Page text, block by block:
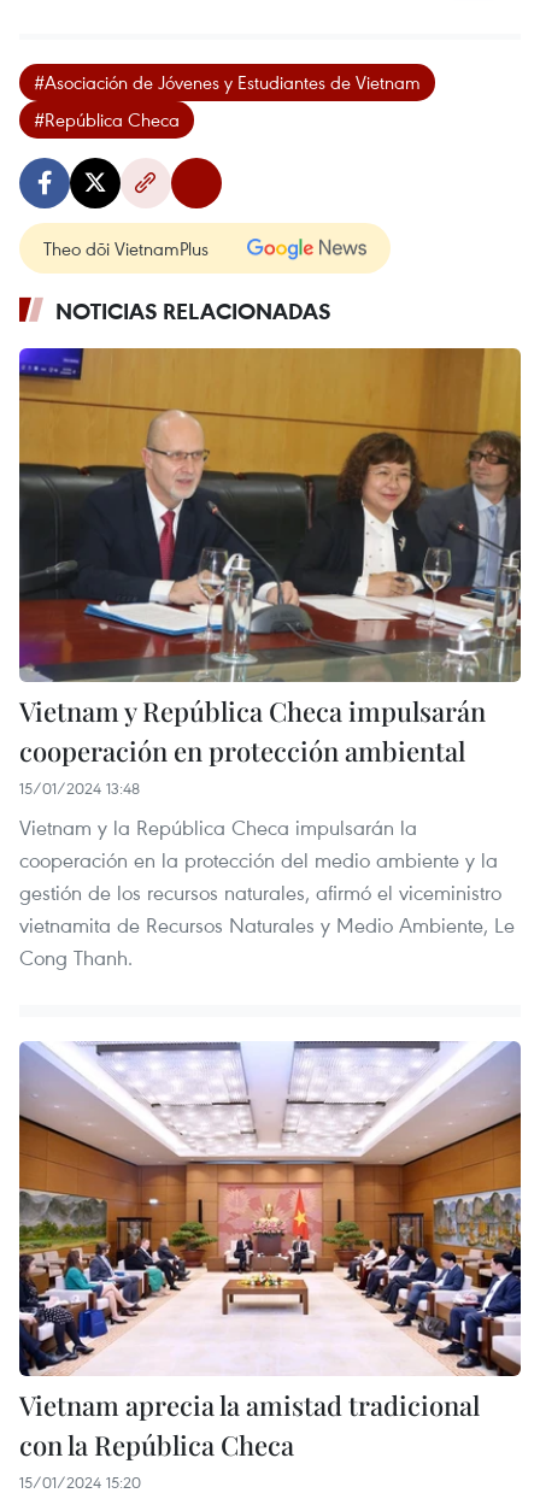
#Asociación de Jóvenes y Estudiantes de Vietnam
#República Checa
Theo dõi VietnamPlus
NOTICIAS RELACIONADAS
Vietnam y República Checa impulsarán
cooperación en protección ambiental
15/01/2024 13:48
Vietnam y la República Checa impulsarán la
cooperación en la protección del medio ambiente y la
gestión de los recursos naturales, afirmó el viceministro
vietnamita de Recursos Naturales y Medio Ambiente, Le
Cong Thanh.
Vietnam aprecia la amistad tradicional
con la República Checa
15/01/2024 15:20